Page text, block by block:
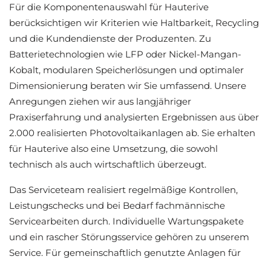
Für die Komponentenauswahl für Hauterive
berücksichtigen wir Kriterien wie Haltbarkeit, Recycling
und die Kundendienste der Produzenten. Zu
Batterietechnologien wie LFP oder Nickel-Mangan-
Kobalt, modularen Speicherlösungen und optimaler
Dimensionierung beraten wir Sie umfassend. Unsere
Anregungen ziehen wir aus langjähriger
Praxiserfahrung und analysierten Ergebnissen aus über
2.000 realisierten Photovoltaikanlagen ab. Sie erhalten
für Hauterive also eine Umsetzung, die sowohl
technisch als auch wirtschaftlich überzeugt.
Das Serviceteam realisiert regelmäßige Kontrollen,
Leistungschecks und bei Bedarf fachmännische
Servicearbeiten durch. Individuelle Wartungspakete
und ein rascher Störungsservice gehören zu unserem
Service. Für gemeinschaftlich genutzte Anlagen für